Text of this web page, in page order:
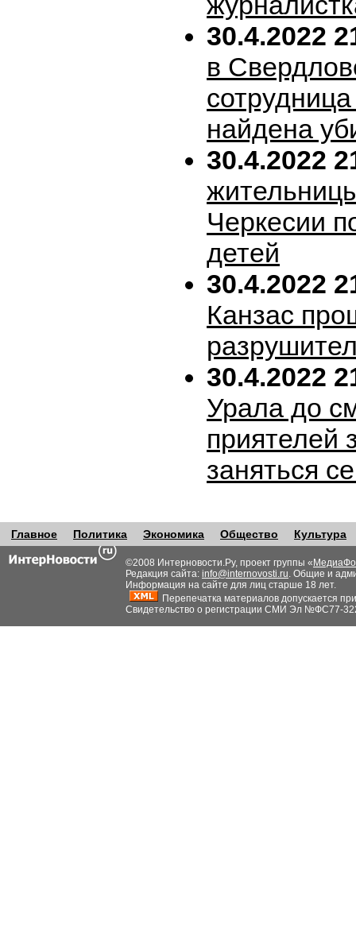
30.4.2022
в
найдена
30.4.2022
Черкесии
детей
30.4.2022
Канзас
30.4.2022
Урала до
приятелей
заняться
Главное Политика Экономика Общество Культура
©2008 Интерновости.Ру, проект группы «
Редакция сайта: info@internovosti.ru. Общие и
Информация на сайте для лиц старше 18 лет.
Перепечатка материалов допускается
Свидетельство о регистрации СМИ Эл №ФС77-